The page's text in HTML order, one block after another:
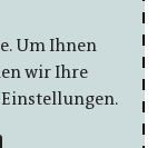
Um Ihnen
wir Ihre